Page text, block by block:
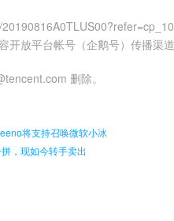
开放平台帐号（企鹅号）传播渠
删除。
将支持召唤微软小冰
，现如今转手卖出